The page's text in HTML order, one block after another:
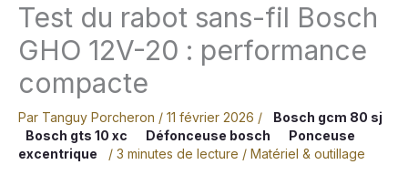
Test du rabot sans-fil Bosch
GHO 12V-20 : performance
compacte
Par Tanguy Porcheron / 11 février 2026 /
Bosch gcm 80 sj
Bosch gts 10 xc
Défonceuse bosch
Ponceuse
excentrique
/ 3 minutes de lecture / Matériel & outillage